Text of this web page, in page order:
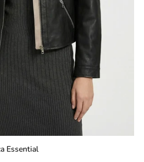
Jaqueta Couro Pelica Essential